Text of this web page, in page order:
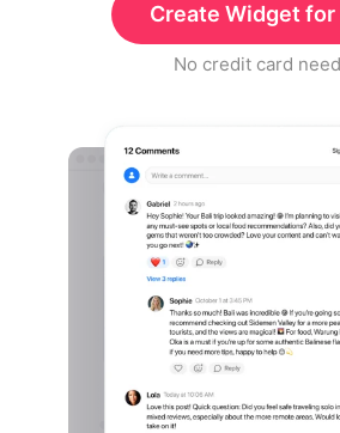
Create Widget for
No credit card